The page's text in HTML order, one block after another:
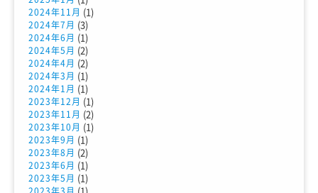
2024年11月 (1)
2024年7月 (3)
2024年6月 (1)
2024年5月 (2)
2024年4月 (2)
2024年3月 (1)
2024年1月 (1)
2023年12月 (1)
2023年11月 (2)
2023年10月 (1)
2023年9月 (1)
2023年8月 (2)
2023年6月 (1)
2023年5月 (1)